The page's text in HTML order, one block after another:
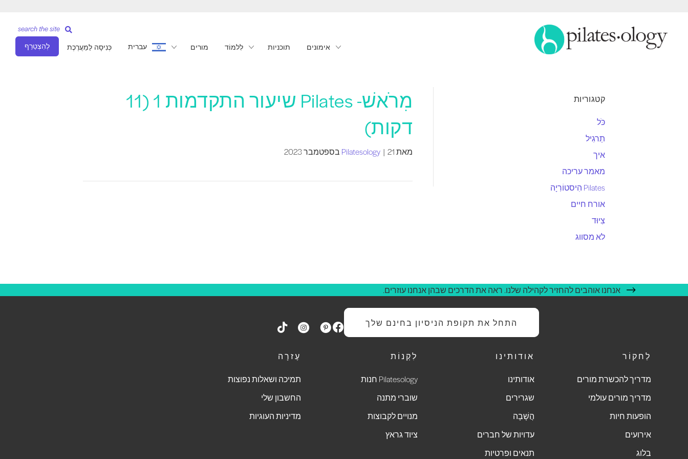
אימונים תוכניות לִלמוֹד מורים עברית כְּנִיסָה לַמַעֲרֶכֶת לְהִצְטַרֵף
search the site
מִרֹאשׁ- Pilates שיעור התקדמות 1 (11
דקות)
מאת Pilatesology | 21 בספטמבר 2023
קטגוריות
כֹּל
תַרגִיל
איך
מאמר עריכה
Pilates הִיסטוֹרִיָה
אורח חיים
צִיוּד
לא מסווג
אנחנו אוהבים להחזיר לקהילה שלנו. ראה את הדרכים שבהן אנחנו עוזרים.
התחל את תקופת הניסיון בחינם שלך
לַחקוֹר
מדריך להכשרת מורים
מדריך מורים עולמי
הופעות חיות
אירועים
בלוג
אודותינו
אודותינו
שגרירים
הֲשָׁבָה
עדויות של חברים
תנאים ופרטיות
לִקְנוֹת
Pilatesology חנות
שוברי מתנה
מנויים לקבוצות
ציוד גראץ
עֶזרָה
תמיכה ושאלות נפוצות
החשבון שלי
מדיניות העוגיות